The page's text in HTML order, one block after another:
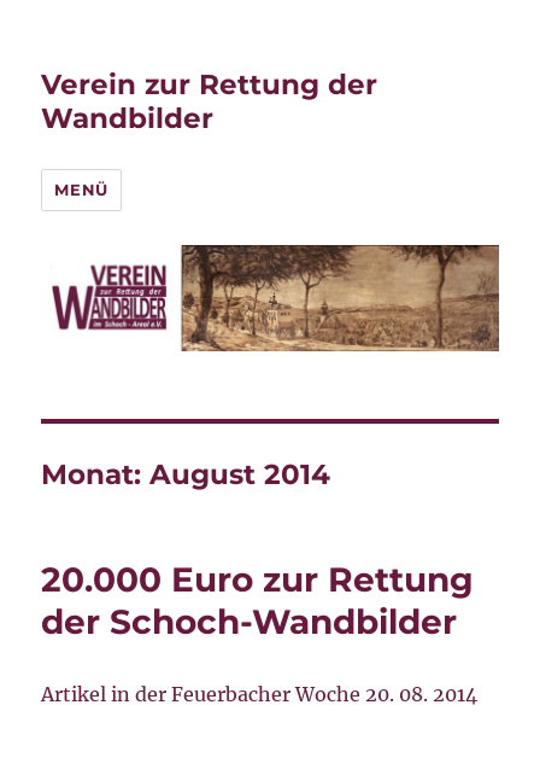
Verein zur Rettung der
Wandbilder
MENÜ
Monat:August 2014
20.000 Euro zur Rettung
der Schoch-Wandbilder
Artikel in der Feuerbacher Woche 20. 08. 2014